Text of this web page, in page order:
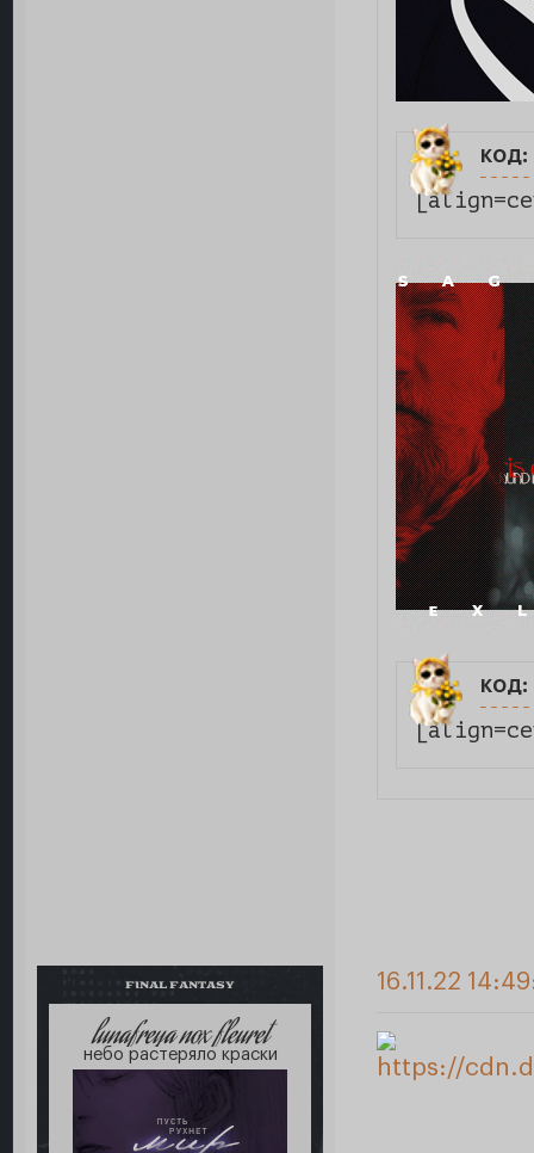
код:
код:
FINAL FANTASY
lunafreya nox fleuret
небо растеряло краски
16.11.22